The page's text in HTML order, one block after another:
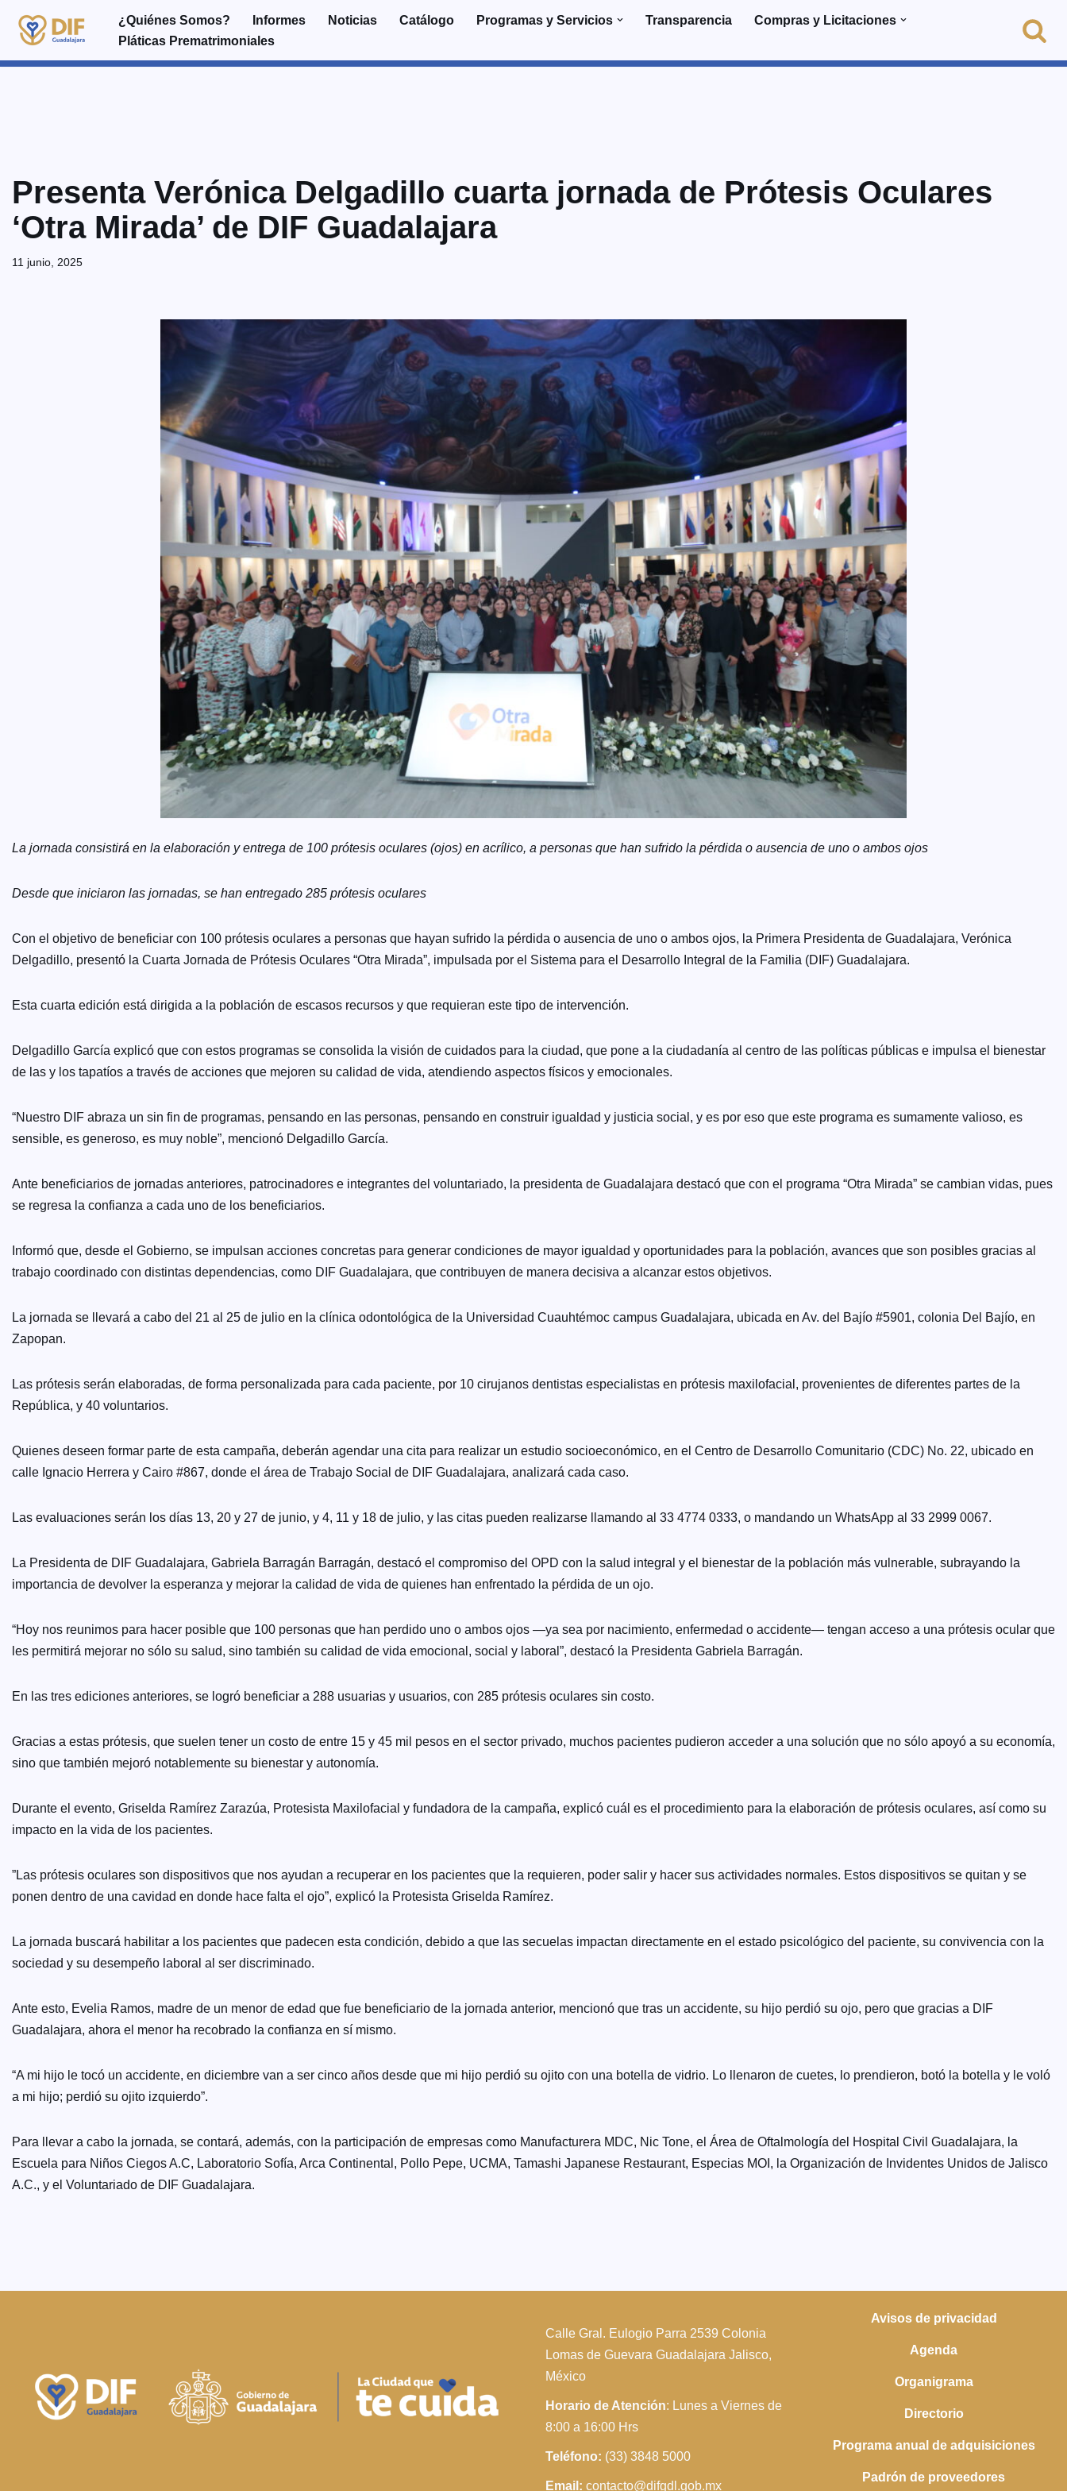
Saltar
al
¿Quiénes Somos? Informes Noticias Catálogo Programas y Servicios Transparencia
Compras y Licitaciones
Pláticas Prematrimoniales
Presenta Verónica Delgadillo cuarta jornada de Prótesis Oculares
‘Otra Mirada’ de DIF Guadalajara
11 junio, 2025
La jornada consistirá en la elaboración y entrega de 100 prótesis oculares (ojos) en acrílico, a personas que han sufrido la pérdida o ausencia de uno o ambos ojos
Desde que iniciaron las jornadas, se han entregado 285 prótesis oculares
Con el objetivo de beneficiar con 100 prótesis oculares a personas que hayan sufrido la pérdida o ausencia de uno o ambos ojos, la Primera Presidenta de Guadalajara, Verónica
Delgadillo, presentó la Cuarta Jornada de Prótesis Oculares “Otra Mirada”, impulsada por el Sistema para el Desarrollo Integral de la Familia (DIF) Guadalajara.
Esta cuarta edición está dirigida a la población de escasos recursos y que requieran este tipo de intervención.
Delgadillo García explicó que con estos programas se consolida la visión de cuidados para la ciudad, que pone a la ciudadanía al centro de las políticas públicas e impulsa el bienestar
de las y los tapatíos a través de acciones que mejoren su calidad de vida, atendiendo aspectos físicos y emocionales.
“Nuestro DIF abraza un sin fin de programas, pensando en las personas, pensando en construir igualdad y justicia social, y es por eso que este programa es sumamente valioso, es
sensible, es generoso, es muy noble”, mencionó Delgadillo García.
Ante beneficiarios de jornadas anteriores, patrocinadores e integrantes del voluntariado, la presidenta de Guadalajara destacó que con el programa “Otra Mirada” se cambian vidas, pues
se regresa la confianza a cada uno de los beneficiarios.
Informó que, desde el Gobierno, se impulsan acciones concretas para generar condiciones de mayor igualdad y oportunidades para la población, avances que son posibles gracias al
trabajo coordinado con distintas dependencias, como DIF Guadalajara, que contribuyen de manera decisiva a alcanzar estos objetivos.
La jornada se llevará a cabo del 21 al 25 de julio en la clínica odontológica de la Universidad Cuauhtémoc campus Guadalajara, ubicada en Av. del Bajío #5901, colonia Del Bajío, en
Zapopan.
Las prótesis serán elaboradas, de forma personalizada para cada paciente, por 10 cirujanos dentistas especialistas en prótesis maxilofacial, provenientes de diferentes partes de la
República, y 40 voluntarios.
Quienes deseen formar parte de esta campaña, deberán agendar una cita para realizar un estudio socioeconómico, en el Centro de Desarrollo Comunitario (CDC) No. 22, ubicado en
calle Ignacio Herrera y Cairo #867, donde el área de Trabajo Social de DIF Guadalajara, analizará cada caso.
Las evaluaciones serán los días 13, 20 y 27 de junio, y 4, 11 y 18 de julio, y las citas pueden realizarse llamando al 33 4774 0333, o mandando un WhatsApp al 33 2999 0067.
La Presidenta de DIF Guadalajara, Gabriela Barragán Barragán, destacó el compromiso del OPD con la salud integral y el bienestar de la población más vulnerable, subrayando la
importancia de devolver la esperanza y mejorar la calidad de vida de quienes han enfrentado la pérdida de un ojo.
“Hoy nos reunimos para hacer posible que 100 personas que han perdido uno o ambos ojos —ya sea por nacimiento, enfermedad o accidente— tengan acceso a una prótesis ocular que
les permitirá mejorar no sólo su salud, sino también su calidad de vida emocional, social y laboral”, destacó la Presidenta Gabriela Barragán.
En las tres ediciones anteriores, se logró beneficiar a 288 usuarias y usuarios, con 285 prótesis oculares sin costo.
Gracias a estas prótesis, que suelen tener un costo de entre 15 y 45 mil pesos en el sector privado, muchos pacientes pudieron acceder a una solución que no sólo apoyó a su economía,
sino que también mejoró notablemente su bienestar y autonomía.
Durante el evento, Griselda Ramírez Zarazúa, Protesista Maxilofacial y fundadora de la campaña, explicó cuál es el procedimiento para la elaboración de prótesis oculares, así como su
impacto en la vida de los pacientes.
”Las prótesis oculares son dispositivos que nos ayudan a recuperar en los pacientes que la requieren, poder salir y hacer sus actividades normales. Estos dispositivos se quitan y se
ponen dentro de una cavidad en donde hace falta el ojo”, explicó la Protesista Griselda Ramírez.
La jornada buscará habilitar a los pacientes que padecen esta condición, debido a que las secuelas impactan directamente en el estado psicológico del paciente, su convivencia con la
sociedad y su desempeño laboral al ser discriminado.
Ante esto, Evelia Ramos, madre de un menor de edad que fue beneficiario de la jornada anterior, mencionó que tras un accidente, su hijo perdió su ojo, pero que gracias a DIF
Guadalajara, ahora el menor ha recobrado la confianza en sí mismo.
“A mi hijo le tocó un accidente, en diciembre van a ser cinco años desde que mi hijo perdió su ojito con una botella de vidrio. Lo llenaron de cuetes, lo prendieron, botó la botella y le voló
a mi hijo; perdió su ojito izquierdo”.
Para llevar a cabo la jornada, se contará, además, con la participación de empresas como Manufacturera MDC, Nic Tone, el Área de Oftalmología del Hospital Civil Guadalajara, la
Escuela para Niños Ciegos A.C, Laboratorio Sofía, Arca Continental, Pollo Pepe, UCMA, Tamashi Japanese Restaurant, Especias MOI, la Organización de Invidentes Unidos de Jalisco
A.C., y el Voluntariado de DIF Guadalajara.
Calle Gral. Eulogio Parra 2539 Colonia
Lomas de Guevara Guadalajara Jalisco,
México
Horario de Atención: Lunes a Viernes de
8:00 a 16:00 Hrs
Teléfono: (33) 3848 5000
Email: contacto@difgdl.gob.mx
Avisos de privacidad
Agenda
Organigrama
Directorio
Programa anual de adquisiciones
Padrón de proveedores